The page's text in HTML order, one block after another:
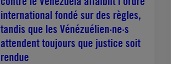
international fondé sur des règles,
tandis que les Vénézuélien·ne·s
attendent toujours que justice soit
rendue